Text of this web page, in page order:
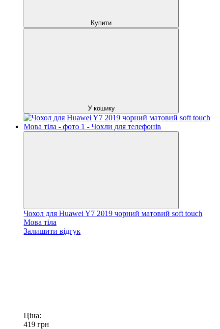
Купити
У кошику
Чохол для Huawei Y7 2019 чорний матовий soft touch
Мова тіла
Залишити відгук
Ціна:
419 грн